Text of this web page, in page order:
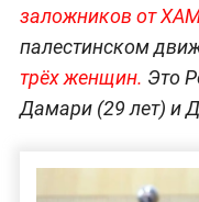
заложников от
палестинском
трёх женщин. Это
Дамари (29 лет) и